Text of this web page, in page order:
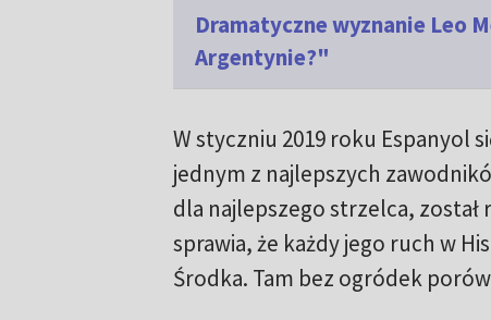
Dramatyczne wyznanie Leo
Argentynie?"
W styczniu 2019 roku Espanyol
jednym z najlepszych
dla najlepszego strzelca,
sprawia, że każdy jego ruch w
Środka. Tam bez ogródek